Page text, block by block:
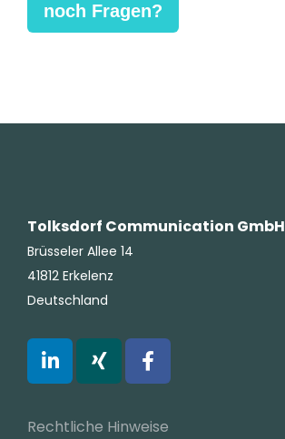
noch Fragen?
Tolksdorf Communication GmbH
Brüsseler Allee 14
41812 Erkelenz
Deutschland
Rechtliche Hinweise